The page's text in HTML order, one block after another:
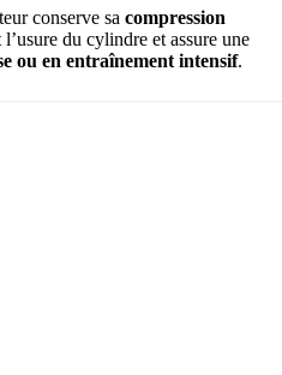
conserve sa compression
l’usure du cylindre et assure une
ou en entraînement intensif.